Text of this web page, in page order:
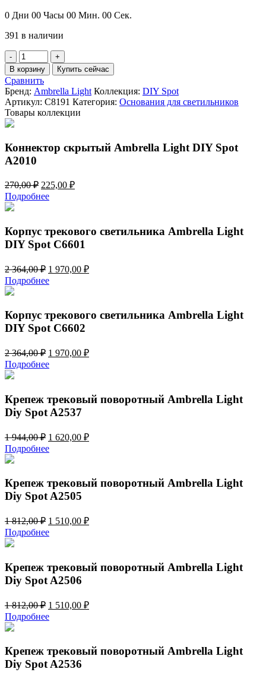
составляла
760,00 ₽.
4
0 Дни 00 Часы 00 Мин. 00 Сек.
391 в наличии
Количество
товара
Корпус
накладного
светильника
Ambrella
Light
C8191
В корзину Купить сейчас
Сравнить
Бренд: Ambrella Light Коллекция: DIY Spot
Артикул: C8191 Категория: Основания для светильников
Товары коллекции
Коннектор скрытый Ambrella Light DIY Spot
A2010
270,00₽ Первоначальная
цена
составляла
225,00 ₽Текущая
Подробнее
Корпус трекового светильника Ambrella Light
DIY Spot C6601
2 364,00₽ Первоначальная
цена
составляла
364,00 ₽.
1 970,00 ₽Текущая
Подробнее
Корпус трекового светильника Ambrella Light
DIY Spot C6602
2 364,00₽ Первоначальная
цена
составляла
1 970,00 ₽Текущая
Подробнее
Крепеж трековый поворотный Ambrella Light
Diy Spot A2537
1 944,00₽ Первоначальная
цена
составляла
944,00 ₽.
1 620,00 ₽Текущая
Подробнее
Крепеж трековый поворотный Ambrella Light
Diy Spot A2505
1 812,00₽ Первоначальная
цена
составляла
1 510,00 ₽Текущая
Подробнее
Крепеж трековый поворотный Ambrella Light
Diy Spot A2506
1 812,00₽ Первоначальная
цена
составляла
812,00 ₽.
1 510,00 ₽Текущая
Подробнее
Крепеж трековый поворотный Ambrella Light
Diy Spot A2536